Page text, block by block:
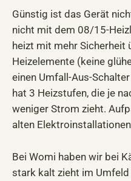
Günstig ist das Gerät
nicht mit dem 08/15-
heizt mit mehr Sicherheit
Heizelemente (keine
einen Umfall-Aus-
hat 3 Heizstufen, die je
weniger Strom zieht.
alten
Bei Womi haben wir bei
stark kalt zieht im